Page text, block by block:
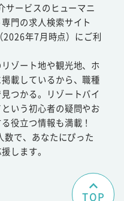
サービスのヒューマニ
門の求人検索サイト
年7月時点）にご利
ゾート地や観光地、ホ
載しているから、職種
つかる。リゾートバイ
いう初心者の疑問やお
役立つ情報も満載！
で、あなたにぴった
します。
TOP